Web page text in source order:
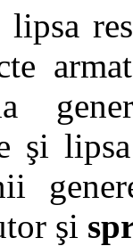
lipsa
şi
şi